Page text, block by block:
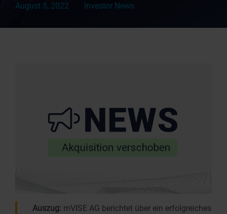
August 5, 2022 Investor News
Auszug: mVISE AG berichtet über ein erfolgreiches